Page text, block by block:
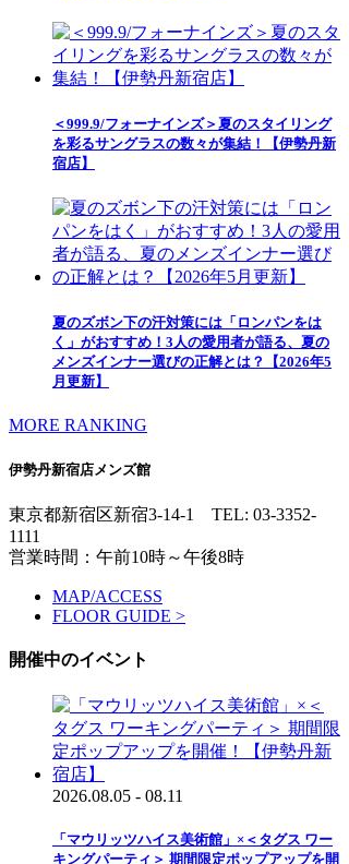
＜999.9/フォーナインズ＞夏のスタイリング
を彩るサングラスの数々が集結！【伊勢丹新
宿店】
夏のズボン下の汗対策には「ロンパンをは
く」がおすすめ！3人の愛用者が語る、夏の
メンズインナー選びの正解とは？【2026年5
月更新】
MORE RANKING
伊勢丹新宿店メンズ館
東京都新宿区新宿3-14-1 TEL: 03-3352-
1111
営業時間：午前10時～午後8時
MAP/ACCESS
FLOOR GUIDE >
開催中のイベント
2026.08.05 - 08.11
「マウリッツハイス美術館」×＜タグス ワー
キングパーティ＞ 期間限定ポップアップを開